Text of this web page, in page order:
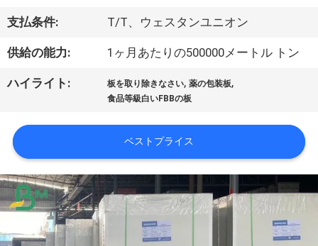
い
て
工
ツ
ア
ー
支払条件: T/T、ウェスタンユニオン
供給の能力: 1ヶ月あたりの500000メートル トン
ハイライト: 板を取り除きなさい,薬の包装板,
食品等級白いFBBの板
ベストプライス